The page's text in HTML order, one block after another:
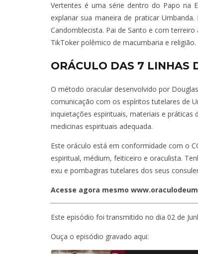
Vertentes é uma série dentro do Papo na
explanar sua maneira de praticar
Candomblecista. Pai de Santo e com
TikToker polêmico de macumbaria e religião.
ORÁCULO DAS 7 LINHAS
O método oracular desenvolvido por
comunicação com os espíritos tutelares de
inquietações espirituais, materiais e
medicinas espirituais adequada.
Este oráculo está em conformidade com o
espiritual, médium, feiticeiro e oraculista.
exu e pombagiras tutelares dos seus
Acesse agora mesmo
Este episódio foi transmitido no dia 02 de
Ouça o episódio gravado aqui: